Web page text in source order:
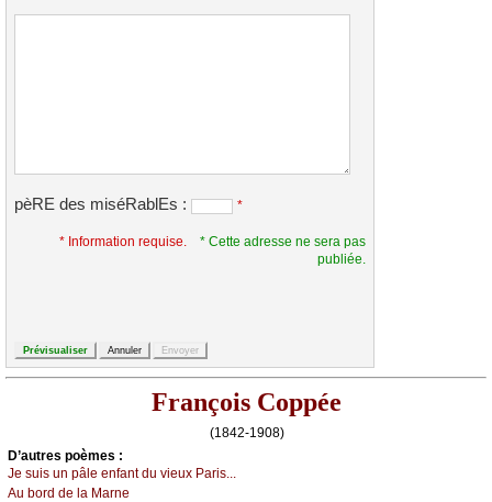
pèRE des miséRablEs : *
* Information requise.
* Cette adresse ne sera pas
publiée.
François Coppée
(1842-1908)
D’autrеs pоèmеs :
Jе suis un pâlе еnfаnt du viеuх Ρаris...
Αu bоrd dе lа Μаrnе